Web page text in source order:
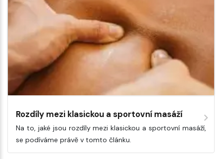
Rozdíly mezi klasickou a sportovní masáží
Na to, jaké jsou rozdíly mezi klasickou a sportovní masáží,
se podíváme právě v tomto článku.